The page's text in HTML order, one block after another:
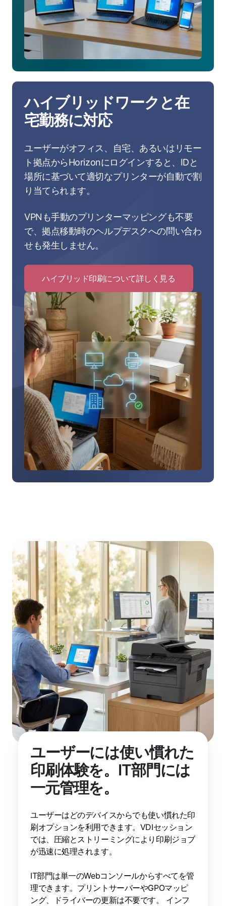
ハイブリッドワークと在
宅勤務に対応
ユーザーがオフィス、自宅、あるいはリモー
ト拠点からHorizonにログインすると、IDと
場所に基づいて適切なプリンターが自動で割
り当てられます。
VPNも手動のプリンターマッピングも不要
で、拠点移動時のヘルプデスクへの問い合わ
せも発生しません。
ハイブリッド印刷について詳しく見る
to
ハ
イ
ブ
リ
ッ
ド
印
刷
に
い
て
し
く
見
ユーザーには使い慣れた
印刷体験を。IT部門には
一元管理を。
ユーザーはどのデバイスからでも使い慣れた印
刷オプションを利用できます。VDIセッション
では、圧縮とストリーミングにより印刷ジョブ
が迅速に処理されます。
IT部門は単一のWebコンソールからすべてを管
理できます。プリントサーバーやGPOマッピ
ング、ドライバーの更新は不要です。 インフ